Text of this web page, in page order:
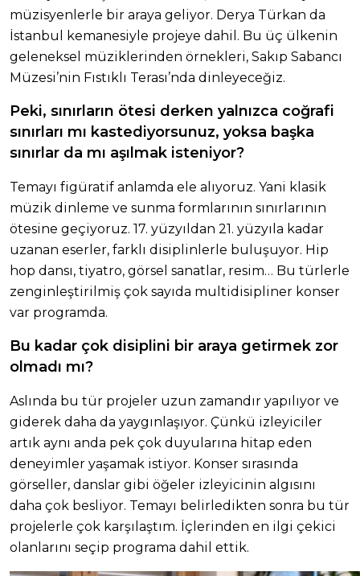
müzisyenlerle bir araya geliyor. Derya Türkan da
İstanbul kemanesiyle projeye dahil. Bu üç ülkenin
geleneksel müziklerinden örnekleri, Sakıp Sabancı
Müzesi’nin Fıstıklı Terası’nda dinleyeceğiz.
Peki, sınırların ötesi derken yalnızca coğrafi
sınırları mı kastediyorsunuz, yoksa başka
sınırlar da mı aşılmak isteniyor?
Temayı figüratif anlamda ele alıyoruz. Yani klasik
müzik dinleme ve sunma formlarının sınırlarının
ötesine geçiyoruz. 17. yüzyıldan 21. yüzyıla kadar
uzanan eserler, farklı disiplinlerle buluşuyor. Hip
hop dansı, tiyatro, görsel sanatlar, resim… Bu türlerle
zenginleştirilmiş çok sayıda multidisipliner konser
var programda.
Bu kadar çok disiplini bir araya getirmek zor
olmadı mı?
Aslında bu tür projeler uzun zamandır yapılıyor ve
giderek daha da yaygınlaşıyor. Çünkü izleyiciler
artık aynı anda pek çok duyularına hitap eden
deneyimler yaşamak istiyor. Konser sırasında
görseller, danslar gibi öğeler izleyicinin algısını
daha çok besliyor. Temayı belirledikten sonra bu tür
projelerle çok karşılaştım. İçlerinden en ilgi çekici
olanlarını seçip programa dahil ettik.